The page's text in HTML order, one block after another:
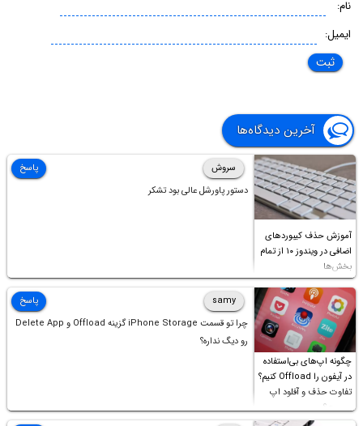
نام:
ایمیل:
آخرین دیدگاه‌ها
آموزش حذف کیبوردهای
اضافی در ویندوز ۱۰ از تمام
بخش‌ها
سروش
دستور پاورشل عالی بود تشکر
پاسخ
چگونه اپ‌های بی‌استفاده
در آیفون را Offload کنیم؟
تفاوت حذف و آفلود اپ
چیست؟
samy
چرا تو قسمت iPhone Storage گزینه Offload و Delete App
رو دیگ نداره؟
پاسخ